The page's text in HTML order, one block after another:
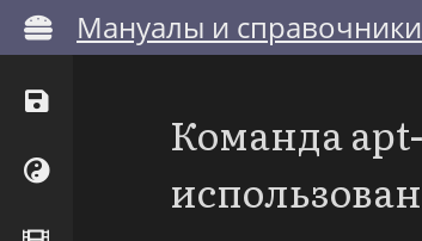
Мануалы и справочники
Команда